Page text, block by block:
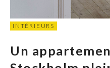
INTÉRIEURS
Un